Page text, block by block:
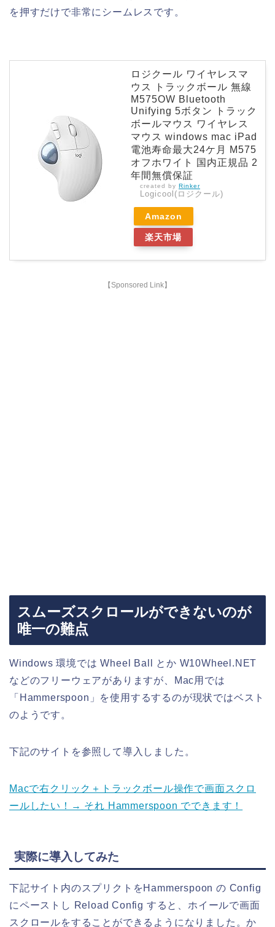
を押すだけで非常にシームレスです。
ロジクール ワイヤレスマ
ウス トラックボール 無線
M575OW Bluetooth
Unifying 5ボタン トラック
ボールマウス ワイヤレス
マウス windows mac iPad
電池寿命最大24ケ月 M575
オフホワイト 国内正規品 2
年間無償保証
created by Rinker
Logicool(ロジクール)
Amazon
楽天市場
【Sponsored Link】
スムーズスクロールができないのが
唯一の難点
Windows 環境では Wheel Ball とか W10Wheel.NET
などのフリーウェアがありますが、Mac用では
「Hammerspoon」を使用するするのが現状ではベスト
のようです。
下記のサイトを参照して導入しました。
Macで右クリック＋トラックボール操作で画面スクロ
ールしたい！→ それ Hammerspoon でできます！
実際に導入してみた
下記サイト内のスプリクトをHammerspoon の Config
にペーストし Reload Config すると、ホイールで画面
スクロールをすることができるようになりました。か